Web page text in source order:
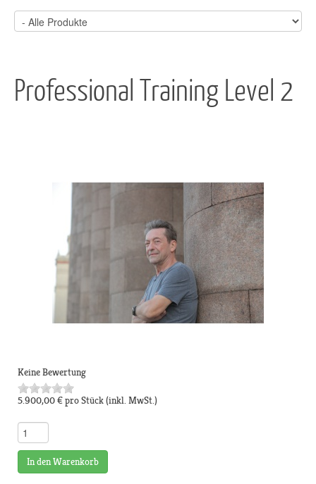
Professional Training Level 2
Keine Bewertung
5.900,00 €pro Stück(inkl. MwSt.)
In den Warenkorb